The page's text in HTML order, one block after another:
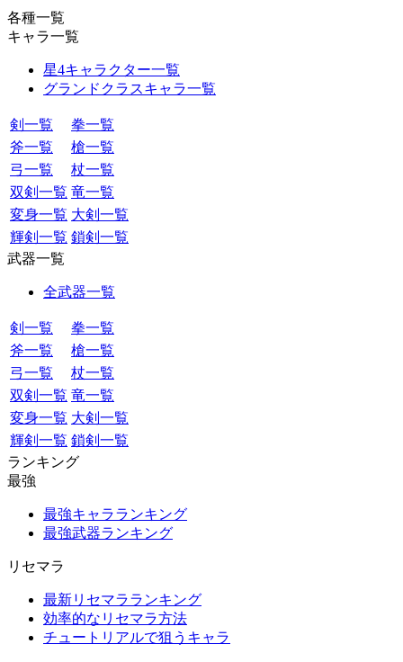
各種一覧
キャラ一覧
星4キャラクター一覧
グランドクラスキャラ一覧
剣一覧
拳一覧
斧一覧
槍一覧
弓一覧
杖一覧
双剣一覧 竜一覧
変身一覧 大剣一覧
輝剣一覧 鎖剣一覧
武器一覧
全武器一覧
剣一覧
拳一覧
斧一覧
槍一覧
弓一覧
杖一覧
双剣一覧 竜一覧
変身一覧 大剣一覧
輝剣一覧 鎖剣一覧
ランキング
最強
最強キャラランキング
最強武器ランキング
リセマラ
最新リセマラランキング
効率的なリセマラ方法
チュートリアルで狙うキャラ